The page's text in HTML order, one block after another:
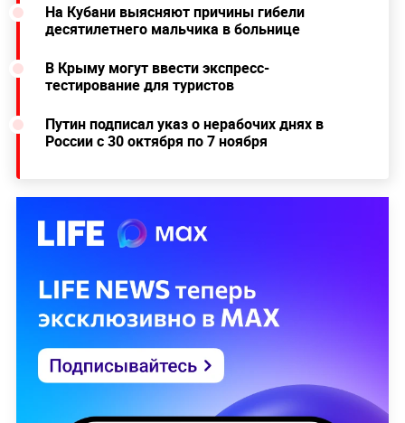
На Кубани выясняют причины гибели
десятилетнего мальчика в больнице
В Крыму могут ввести экспресс-
тестирование для туристов
Путин подписал указ о нерабочих днях в
России с 30 октября по 7 ноября